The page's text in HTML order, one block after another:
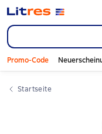
Promo-Code
Startseite
Слайдер с книгами
Слайдер с книгами